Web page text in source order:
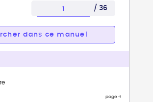
Entrez une page
/ 36
dans ce manuel
page 4